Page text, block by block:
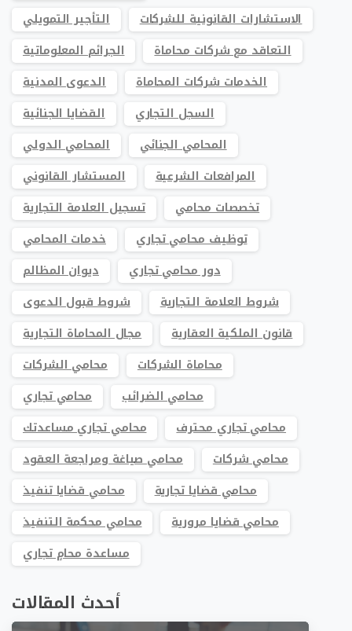
الاستشارات القانونية للشركات
التأجير التمويلي
التعاقد مع شركات محاماة
الجرائم المعلوماتية
الخدمات شركات المحاماة
الدعوى المدنية
السجل التجاري
القضايا الجنائية
المحامي الجنائي
المحامي الدولي
المرافعات الشرعية
المستشار القانوني
تخصصات محامي
تسجيل العلامة التجارية
توظيف محامي تجاري
خدمات المحامي
دور محامي تجاري
ديوان المظالم
شروط العلامة التجارية
شروط قبول الدعوى
قانون الملكية العقارية
مجال المحاماة التجارية
محاماة الشركات
محامي الشركات
محامي الضرائب
محامي تجاري
محامي تجاري محترف
محامي تجاري مساعدتك
محامي شركات
محامي صياغة ومراجعة العقود
محامي قضايا تجارية
محامي قضايا تنفيذ
محامي قضايا مرورية
محامي محكمة التنفيذ
مساعدة محامٍ تجاري
أحدث المقالات